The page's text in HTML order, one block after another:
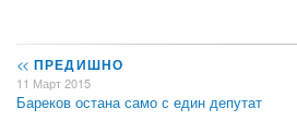
<< ПРЕДИШНО
11 Март 2015
Бареков остана само с един депутат